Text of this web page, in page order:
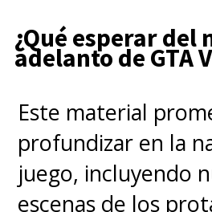
"Vincenzo" se
ella y logra traer
social a su
MANERA.
Por otro lado,
¿Qué esperar del
adelanto de GTA
Este material
profundizar en la
juego, incluyendo
escenas de los